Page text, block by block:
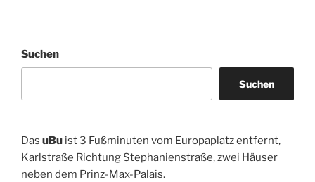
Suchen
Suchen
Das uBu ist 3 Fußminuten vom Europaplatz entfernt,
Karlstraße Richtung Stephanienstraße, zwei Häuser
neben dem Prinz-Max-Palais.